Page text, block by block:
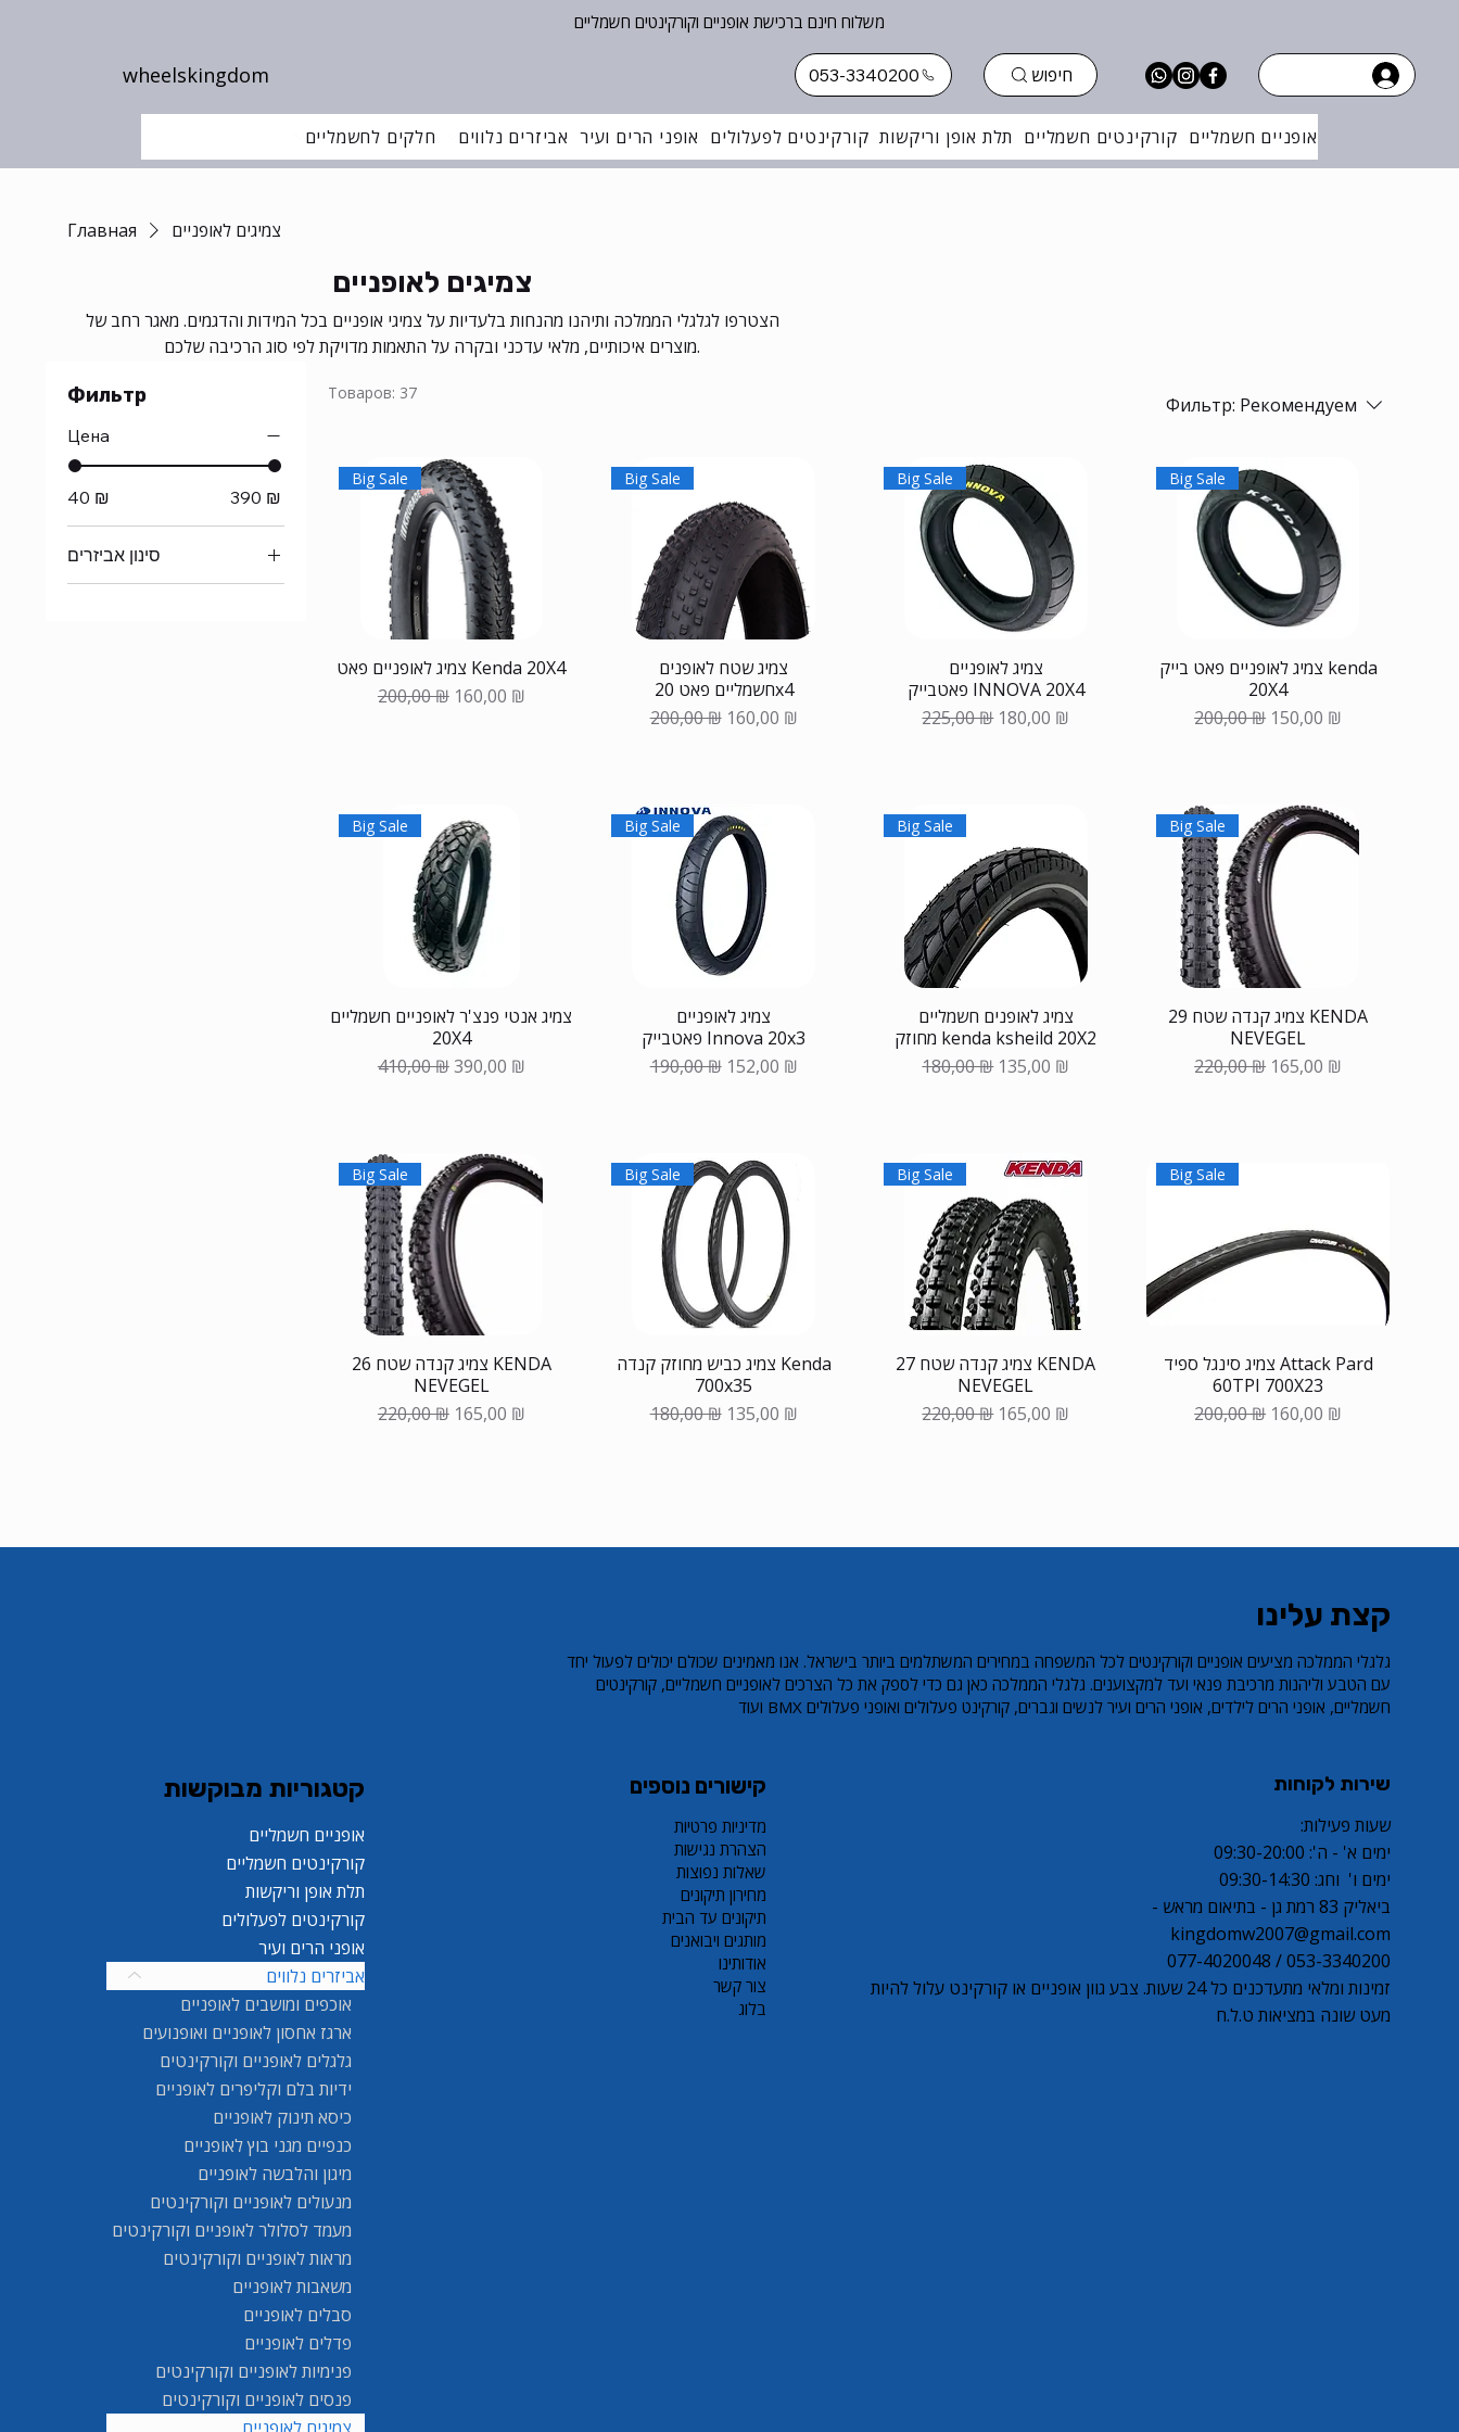
משלוח חינם ברכישת אופניים וקורקינטים חשמליים
חיפוש 053-3340200
wheelskingdom
אופניים חשמליים קורקינטים חשמליים תלת אופן וריקשות קורקינטים לפעלולים אופני הרים ועיר אביזרים נלווים חלקים לחשמליים
Главная צמיגים לאופניים
צמיגים לאופניים
הצטרפו לגלגלי הממלכה ותיהנו מהנחות בלעדיות על צמיגי אופניים בכל המידות והדגמים. מאגר רחב של
מוצרים איכותיים, מלאי עדכני ובקרה על התאמות מדויקת לפי סוג הרכיבה שלכם.
Фильтр
Цена
40 ₪ 390 ₪
סינון אביזרים
צמיגים לאופניים
Товаров: 37
Фильтр: Рекомендуем
Big Sale
צמיג לאופניים פאט Kenda 20X4
Обычная цена
200,00 ₪ Цена со скидкой
160,00 ₪
Big Sale
צמיג שטח לאופנים
חשמליים פאט 20x4
Обычная цена
200,00 ₪ Цена со скидкой
160,00 ₪
Big Sale
צמיג לאופניים
פאטבייק INNOVA 20X4
Обычная цена
225,00 ₪ Цена со скидкой
180,00 ₪
Big Sale
צמיג לאופניים פאט בייק kenda
20X4
Обычная цена
200,00 ₪ Цена со скидкой
150,00 ₪
Big Sale
צמיג אנטי פנצ'ר לאופניים חשמליים
20X4
Обычная цена
410,00 ₪Цена со скидкой
390,00 ₪
Big Sale
צמיג לאופניים
פאטבייק Innova 20x3
Обычная цена
190,00 ₪ Цена со скидкой
152,00 ₪
Big Sale
צמיג לאופנים חשמליים
מחוזק kenda ksheild 20X2
Обычная цена
180,00 ₪ Цена со скидкой
135,00 ₪
Big Sale
צמיג קנדה שטח 29 KENDA
NEVEGEL
Обычная цена
220,00 ₪ Цена со скидкой
165,00 ₪
Big Sale
צמיג קנדה שטח 26 KENDA
NEVEGEL
Обычная цена
220,00 ₪ Цена со скидкой
165,00 ₪
Big Sale
צמיג כביש מחוזק קנדה Kenda
700x35
Обычная цена
180,00 ₪ Цена со скидкой
135,00 ₪
Big Sale
צמיג קנדה שטח 27 KENDA
NEVEGEL
Обычная цена
220,00 ₪ Цена со скидкой
165,00 ₪
Big Sale
צמיג סינגל ספיד Attack Pard
60TPI 700X23
Обычная цена
200,00 ₪ Цена со скидкой
160,00 ₪
קצת עלינו
​גלגלי הממלכה מציעים אופניים וקורקינטים לכל המשפחה במחירים המשתלמים ביותר בישראל. אנו מאמינים שכולם יכולים לפעול יחד
עם הטבע וליהנות מרכיבת פנאי ועד למקצוענים. גלגלי הממלכה כאן גם כדי לספק את כל הצרכים לאופניים חשמליים, קורקינטים
חשמליים, אופני הרים לילדים, אופני הרים ועיר לנשים וגברים, קורקינט פעלולים ואופני פעלולים BMX ועוד
שירות לקוחות
שעות פעילות:
ימים א' - ה': 09:30-20:00
ימים ו' וחג: 09:30-14:30
ביאליק 83 רמת גן - בתיאום מראש -
kingdomw2007@gmail.com
053-3340200 / 077-4020048
זמינות ומלאי מתעדכנים כל 24 שעות. צבע גוון אופניים או קורקינט עלול להיות
מעט שונה במציאות ט.ל.ח
קישורים נוספים
מדיניות פרטיות
הצהרת נגישות
שאלות נפוצות
מחירון תיקונים
תיקונים עד הבית
מותגים ויבואנים
אודותינו
צור קשר
בלוג
קטגוריות מבוקשות
אופניים חשמליים
קורקינטים חשמליים
תלת אופן וריקשות
קורקינטים לפעלולים
אופני הרים ועיר
אביזרים נלווים
אוכפים ומושבים לאופניים
ארגז אחסון לאופניים ואופנועים
גלגלים לאופניים וקורקינטים
ידיות בלם וקליפרים לאופניים
כיסא תינוק לאופניים
כנפיים מגני בוץ לאופניים
מיגון והלבשה לאופניים
מנעולים לאופניים וקורקינטים
מעמד לסלולר לאופניים וקורקינטים
מראות לאופניים וקורקינטים
משאבות לאופניים
סבלים לאופניים
פדלים לאופניים
פנימיות לאופניים וקורקינטים
פנסים לאופניים וקורקינטים